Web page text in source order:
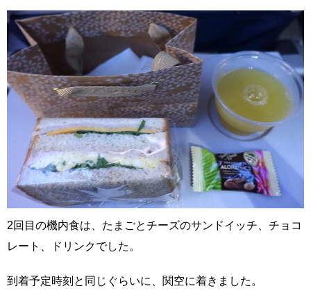
2回目の機内食は、たまごとチーズのサンドイッチ、チョコ
レート、ドリンクでした。
到着予定時刻と同じぐらいに、関空に着きました。